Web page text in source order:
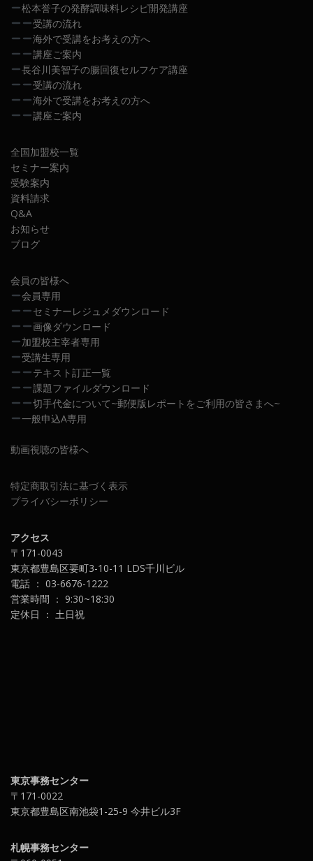
松本誉子の発酵調味料レシピ開発講座
受講の流れ
海外で受講をお考えの方へ
講座ご案内
長谷川美智子の腸回復セルフケア講座
受講の流れ
海外で受講をお考えの方へ
講座ご案内
全国加盟校一覧
セミナー案内
受験案内
資料請求
Q&A
お知らせ
ブログ
会員の皆様へ
会員専用
セミナーレジュメダウンロード
画像ダウンロード
加盟校主宰者専用
受講生専用
テキスト訂正一覧
課題ファイルダウンロード
切手代金について~郵便版レポートをご利用の皆さまへ~
一般申込A専用
動画視聴の皆様へ
特定商取引法に基づく表示
プライバシーポリシー
アクセス
〒171-0043
東京都豊島区要町3-10-11 LDS千川ビル
電話 ： 03-6676-1222
営業時間 ： 9:30~18:30
定休日 ： 土日祝
東京事務センター
〒171-0022
東京都豊島区南池袋1-25-9 今井ビル3F
札幌事務センター